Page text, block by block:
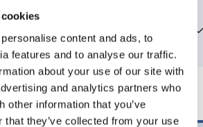
content and ads, to
features and to analyse our traffic.
about your use of our site with
and analytics partners who
other information that you’ve
that they’ve collected from your use
members